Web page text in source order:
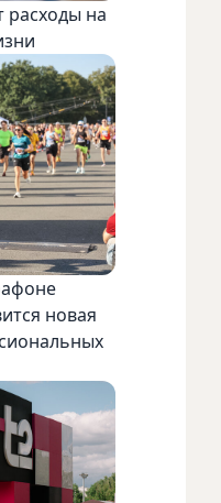
расходы на
новая